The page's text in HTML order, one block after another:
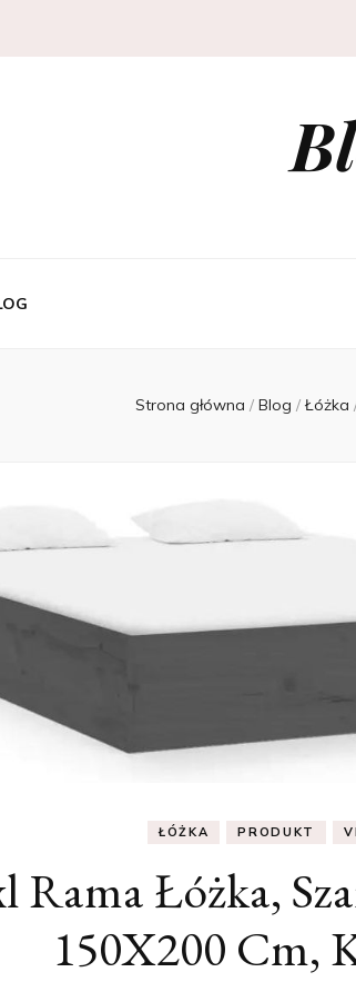
Strona główna / Blog / Łóżka
ŁÓŻKA PRODUKT
Rama Łóżka,
150X200 Cm,